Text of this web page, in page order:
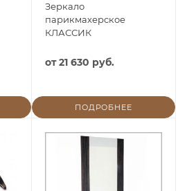
Зеркало
парикмахерское
КЛАССИК
от21 630 руб.
ПОДРОБНЕЕ